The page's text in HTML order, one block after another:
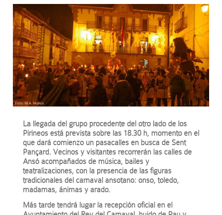
La llegada del grupo procedente del otro lado de los
Pirineos está prevista sobre las 18.30 h, momento en el
que dará comienzo un pasacalles en busca de Sent
Pançard. Vecinos y visitantes recorrerán las calles de
Ansó acompañados de música, bailes y
teatralizaciones, con la presencia de las figuras
tradicionales del carnaval ansotano: onso, toledo,
madamas, ánimas y arado.
Más tarde tendrá lugar la recepción oficial en el